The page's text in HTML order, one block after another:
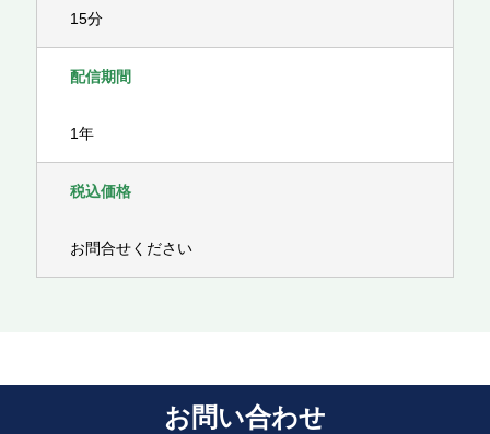
15分
配信期間
1年
税込価格
お問合せください
お問い合わせ